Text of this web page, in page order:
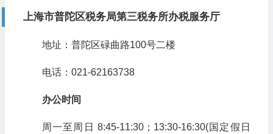
上海市普陀区税务局第三税务所办税服务厅
地址：普陀区碌曲路100号二楼
电话：021-62163738
办公时间
周一至周日 8:45-11:30；13:30-16:30(国定假日